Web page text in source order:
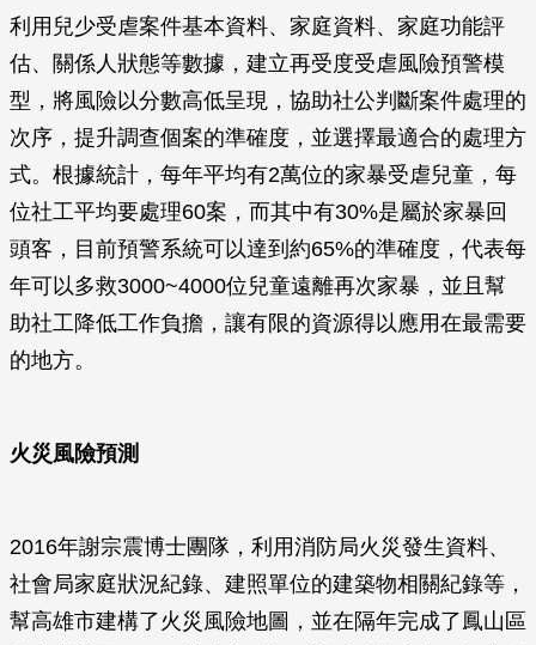
利用兒少受虐案件基本資料、家庭資料、家庭功能評
估、關係人狀態等數據，建立再受度受虐風險預警模
型，將風險以分數高低呈現，協助社公判斷案件處理的
次序，提升調查個案的準確度，並選擇最適合的處理方
式。根據統計，每年平均有2萬位的家暴受虐兒童，每
位社工平均要處理60案，而其中有30%是屬於家暴回
頭客，目前預警系統可以達到約65%的準確度，代表每
年可以多救3000~4000位兒童遠離再次家暴，並且幫
助社工降低工作負擔，讓有限的資源得以應用在最需要
的地方。
火災風險預測
2016年謝宗震博士團隊，利用消防局火災發生資料、
社會局家庭狀況紀錄、建照單位的建築物相關紀錄等，
幫高雄市建構了火災風險地圖，並在隔年完成了鳳山區